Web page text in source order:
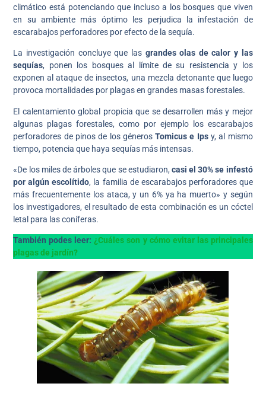
climático está potenciando que incluso a los bosques que viven
en su ambiente más óptimo les perjudica la infestación de
escarabajos perforadores por efecto de la sequía.
La investigación concluye que las grandes olas de calor y las
sequías, ponen los bosques al límite de su resistencia y los
exponen al ataque de insectos, una mezcla detonante que luego
provoca mortalidades por plagas en grandes masas forestales.
El calentamiento global propicia que se desarrollen más y mejor
algunas plagas forestales, como por ejemplo los escarabajos
perforadores de pinos de los génerosTomicus e Ipsy, al mismo
tiempo, potencia que haya sequías más intensas.
«De los miles de árboles que se estudiaron, casi el 30% se infestó
por algún escolítido, la familia de escarabajos perforadores que
más frecuentemente los ataca, y un 6% ya ha muerto» y según
los investigadores, el resultado de esta combinación es un cóctel
letal para las coníferas.
También podes leer:¿Cuáles son y cómo evitar las principales
plagas de jardín?